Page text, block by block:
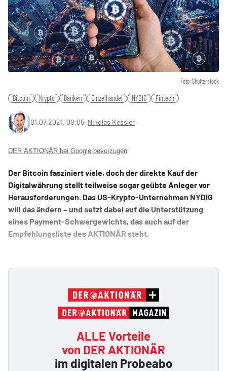
Foto: Shutterstock
Bitcoin Krypto Banken Einzelhandel NYDIG Fintech
01.07.2021, 09:05‧ Nikolas Kessler
DER AKTIONÄR bei Google bevorzugen
Der Bitcoin fasziniert viele, doch der direkte Kauf der
Digitalwährung stellt teilweise sogar geübte Anleger vor
Herausforderungen. Das US-Krypto-Unternehmen NYDIG
will das ändern – und setzt dabei auf die Unterstützung
eines Payment-Schwergewichts, das auch auf der
Empfehlungsliste des AKTIONÄR steht.
ALLE Vorteile
von DER AKTIONÄR
im digitalen Probeabo